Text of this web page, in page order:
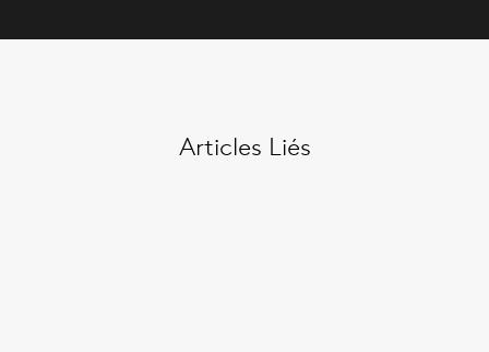
Articles Liés